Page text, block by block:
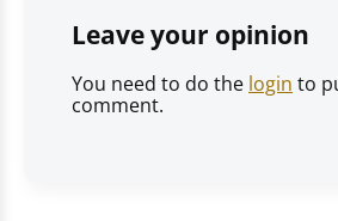
Leave your opinion
You need to do the login to
comment.